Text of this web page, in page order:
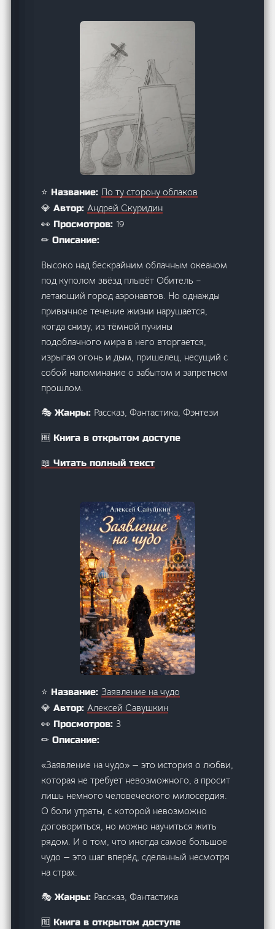
⭐ Название: По ту сторону облаков
💎 Автор:Андрей Скуридин
👀 Просмотров:19
✏ Описание:
Высоко над бескрайним облачным океаном
под куполом звёзд плывёт Обитель –
летающий город аэронавтов. Но однажды
привычное течение жизни нарушается,
когда снизу, из тёмной пучины
подоблачного мира в него вторгается,
изрыгая огонь и дым, пришелец, несущий с
собой напоминание о забытом и запретном
прошлом.
🎭 Жанры: Рассказ, Фантастика, Фэнтези
🆓 Книга в открытом доступе
📖 Читать полный текст
⭐ Название:Заявление на чудо
💎 Автор:Алексей Савушкин
👀 Просмотров:3
✏ Описание:
«Заявление на чудо» — это история о любви,
которая не требует невозможного, а просит
лишь немного человеческого милосердия.
О боли утраты, с которой невозможно
договориться, но можно научиться жить
рядом. И о том, что иногда самое большое
чудо — это шаг вперёд, сделанный несмотря
на страх.
🎭 Жанры: Рассказ, Фантастика
🆓 Книга в открытом доступе